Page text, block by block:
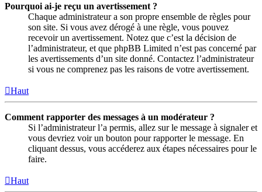
Pourquoi ai-je reçu un avertissement ?
Chaque administrateur a son propre ensemble de règles pour
son site. Si vous avez dérogé à une règle, vous pouvez
recevoir un avertissement. Notez que c’est la décision de
l’administrateur, et que phpBB Limited n’est pas concerné par
les avertissements d’un site donné. Contactez l’administrateur
si vous ne comprenez pas les raisons de votre avertissement.
Haut
Comment rapporter des messages à un modérateur ?
Si l’administrateur l’a permis, allez sur le message à signaler et
vous devriez voir un bouton pour rapporter le message. En
cliquant dessus, vous accéderez aux étapes nécessaires pour le
faire.
Haut